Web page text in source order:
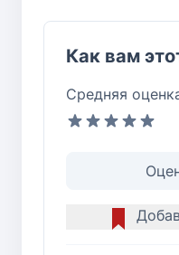
Как вам
Средняя